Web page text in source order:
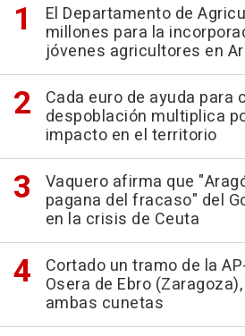
El Departamento de
millones para la
jóvenes agricultores en
Cada euro de ayuda para
despoblación multiplica
impacto en el territorio
Vaquero afirma que
pagana del fracaso" del
en la crisis de Ceuta
Cortado un tramo de la
Osera de Ebro
ambas cunetas